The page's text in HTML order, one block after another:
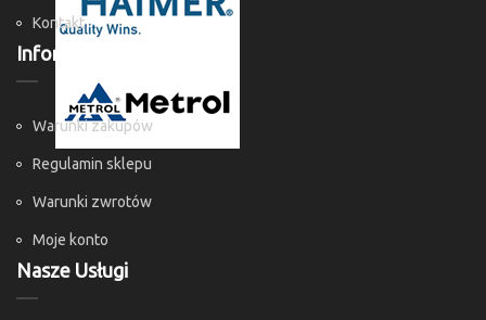
Kontakt
Informacje
Warunki zakupów
Regulamin sklepu
Warunki zwrotów
Moje konto
Nasze Usługi